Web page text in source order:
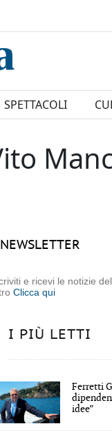
SPETTACOLI
NEWSLETTER
e ricevi le notizie
Clicca qui
I PIÙ LETTI
Ferretti
idee”